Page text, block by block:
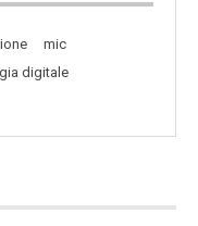
mic
digitale